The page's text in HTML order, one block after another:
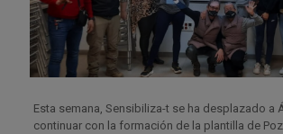
Esta semana, Sensibiliza-t se ha desplazado a
continuar con la formación de la plantilla de